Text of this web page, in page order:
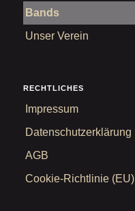
Bands
Unser Verein
RECHTLICHES
Impressum
Datenschutzerklärung
AGB
Cookie-Richtlinie (EU)